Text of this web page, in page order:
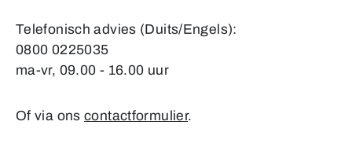
Telefonisch advies (Duits/Engels):
0800 0225035
ma-vr, 09.00 - 16.00 uur
Of via onscontactformulier.